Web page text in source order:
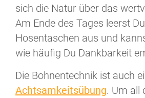
sich die Natur über das
Am Ende des Tages leerst
Hosentaschen aus und
wie häufig Du Dankbarkeit
Die Bohnentechnik ist auch
Achtsamkeitsübung. Um all